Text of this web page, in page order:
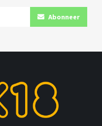
Abonneer